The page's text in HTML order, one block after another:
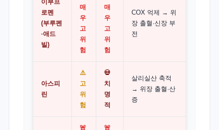
이부프
로펜
(부루펜
·애드
빌)
매
우
고
위
험
매
우
고
위
험
COX 억제 → 위
장 출혈·신장 부
전
아스피
린
⚠️
고
위
험
💀
치
명
적
살리실산 축적
→ 위장 출혈·산
증
🚨 🚨